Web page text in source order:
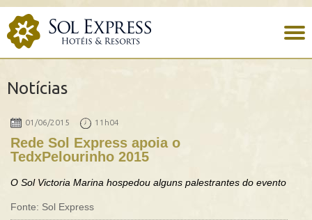
Notícias
01/06/2015 11h04
Rede Sol Express apoia o
TedxPelourinho 2015
O Sol Victoria Marina hospedou alguns palestrantes do evento
Fonte: Sol Express